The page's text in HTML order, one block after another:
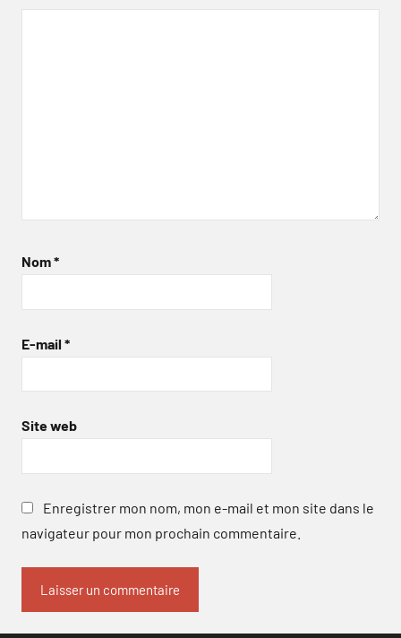
Nom*
E-mail *
Site web
Enregistrer mon nom, mon e-mail et mon site dans le
navigateur pour mon prochain commentaire.